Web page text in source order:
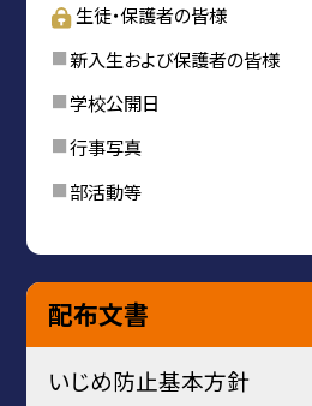
生徒・保護者の皆様
新入生および保護者の皆様
学校公開日
行事写真
部活動等
配布文書
いじめ防止基本方針